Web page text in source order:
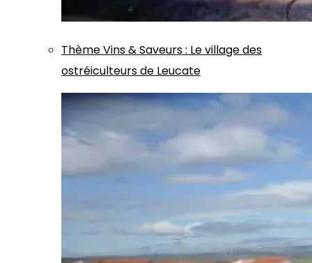
ThèmeVins & Saveurs: Le village des
ostréiculteurs de Leucate